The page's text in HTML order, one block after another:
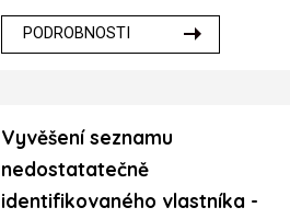
PODROBNOSTI
Vyvěšení seznamu
nedostatatečně
identifikovaného vlastníka -